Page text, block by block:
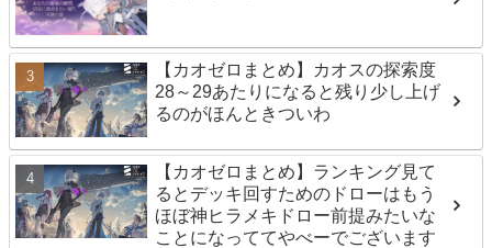
【カオゼロまとめ】カオスの探索度
28～29あたりになると残り少し上げ
るのがほんときついわ
【カオゼロまとめ】ランキング見て
るとデッキ回すためのドローはもう
ほぼ神ヒラメキドロー前提みたいな
ことになっててやべーでございます